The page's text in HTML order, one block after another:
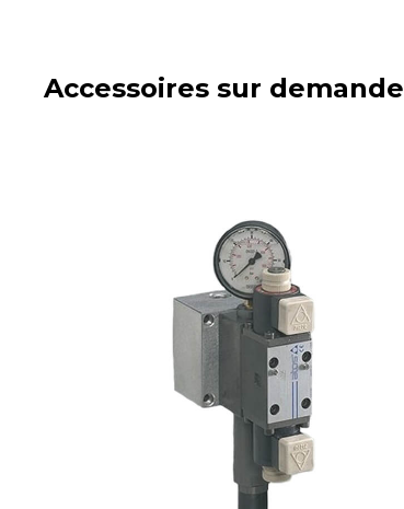
Accessoires sur demande